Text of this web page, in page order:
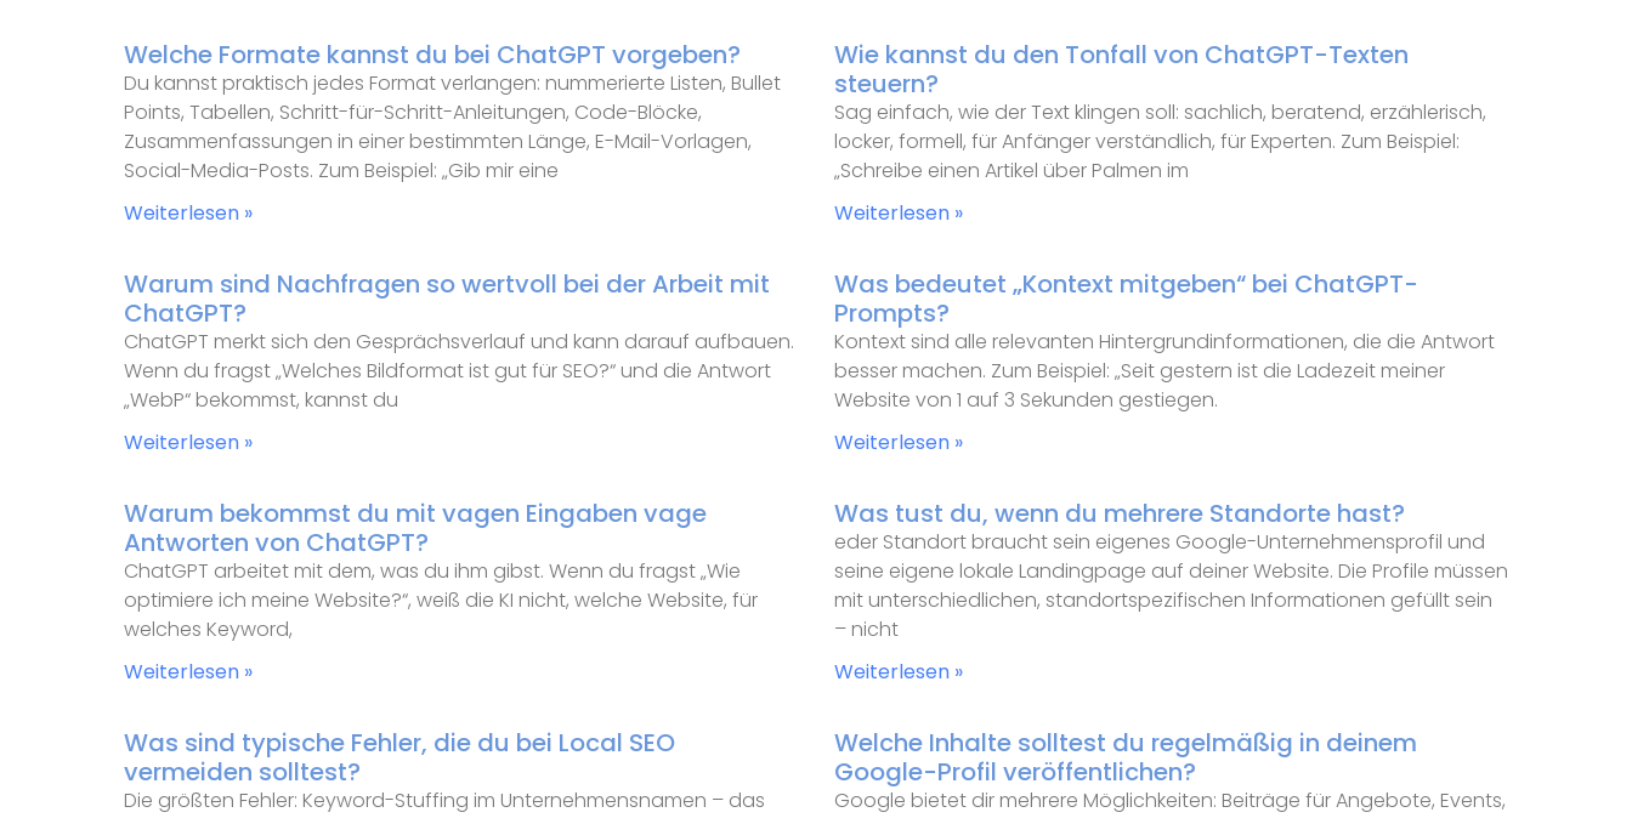
Welche Formate kannst du bei ChatGPT vorgeben?
Du kannst praktisch jedes Format verlangen: nummerierte Listen, Bullet
Points, Tabellen, Schritt-für-Schritt-Anleitungen, Code-Blöcke,
Zusammenfassungen in einer bestimmten Länge, E-Mail-Vorlagen,
Social-Media-Posts. Zum Beispiel: „Gib mir eine
Weiterlesen »
Wie kannst du den Tonfall von ChatGPT-Texten
steuern?
Sag einfach, wie der Text klingen soll: sachlich, beratend, erzählerisch,
locker, formell, für Anfänger verständlich, für Experten. Zum Beispiel:
„Schreibe einen Artikel über Palmen im
Weiterlesen »
Warum sind Nachfragen so wertvoll bei der Arbeit mit
ChatGPT?
ChatGPT merkt sich den Gesprächsverlauf und kann darauf aufbauen.
Wenn du fragst „Welches Bildformat ist gut für SEO?“ und die Antwort
„WebP“ bekommst, kannst du
Weiterlesen »
Was bedeutet „Kontext mitgeben“ bei ChatGPT-
Prompts?
Kontext sind alle relevanten Hintergrundinformationen, die die Antwort
besser machen. Zum Beispiel: „Seit gestern ist die Ladezeit meiner
Website von 1 auf 3 Sekunden gestiegen.
Weiterlesen »
Warum bekommst du mit vagen Eingaben vage
Antworten von ChatGPT?
ChatGPT arbeitet mit dem, was du ihm gibst. Wenn du fragst „Wie
optimiere ich meine Website?“, weiß die KI nicht, welche Website, für
welches Keyword,
Weiterlesen »
Was tust du, wenn du mehrere Standorte hast?
eder Standort braucht sein eigenes Google-Unternehmensprofil und
seine eigene lokale Landingpage auf deiner Website. Die Profile müssen
mit unterschiedlichen, standortspezifischen Informationen gefüllt sein
– nicht
Weiterlesen »
Was sind typische Fehler, die du bei Local SEO
vermeiden solltest?
Die größten Fehler: Keyword-Stuffing im Unternehmensnamen – das
Welche Inhalte solltest du regelmäßig in deinem
Google-Profil veröffentlichen?
Google bietet dir mehrere Möglichkeiten: Beiträge für Angebote, Events,